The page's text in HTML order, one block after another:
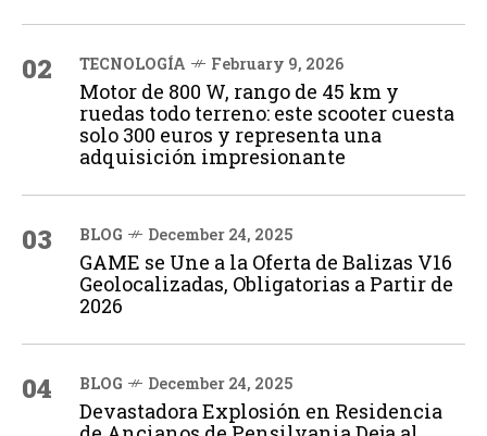
02 TECNOLOGÍA February 9, 2026
Motor de 800 W, rango de 45 km y
ruedas todo terreno: este scooter cuesta
solo 300 euros y representa una
adquisición impresionante
03 BLOG December 24, 2025
GAME se Une a la Oferta de Balizas V16
Geolocalizadas, Obligatorias a Partir de
2026
04 BLOG December 24, 2025
Devastadora Explosión en Residencia